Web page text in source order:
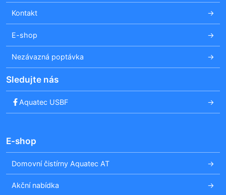
Kontakt
E-shop
Nezávazná poptávka
Sledujte nás
Aquatec USBF
E-shop
Domovní čistírny Aquatec AT
Akční nabídka